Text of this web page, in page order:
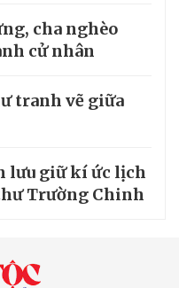
cha nghèo
cử nhân
tranh vẽ giữa
lưu giữ kí ức lịch
Trường Chinh